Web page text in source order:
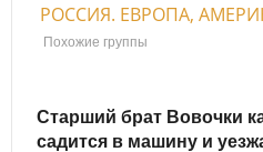
РОССИЯ. ЕВРОПА,
Похожие группы
Стаpший бpат Вовочки
садится в машину и